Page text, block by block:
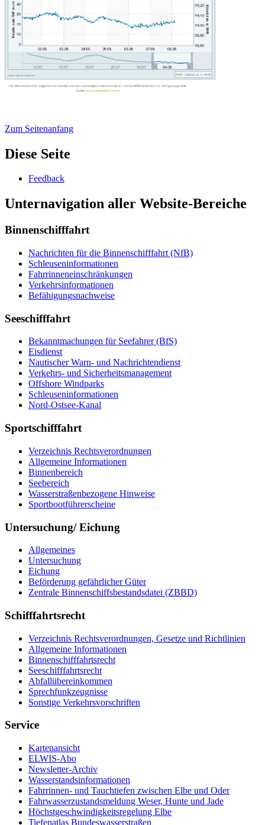
Zum Seitenanfang
Diese Seite
Feed­back
Unternavigation aller Website-Bereiche
Binnenschifffahrt
Nach­rich­ten für die Bin­nen­schiff­fahrt (NfB)
Schleu­sen­in­for­ma­tio­nen
Fahr­rin­nen­ein­schrän­kun­gen
Ver­kehrs­in­for­ma­tio­nen
Be­fä­hi­gungs­nach­wei­se
Seeschifffahrt
Be­kannt­ma­chun­gen für See­fah­rer (BfS)
Eis­dienst
Nau­ti­scher Warn-​ und Nach­rich­ten­dienst
Ver­kehrs-​ und Si­cher­heits­ma­na­ge­ment
Offs­ho­re Wind­parks
Schleu­sen­in­for­ma­tio­nen
Nord-​Ost­see-​Ka­nal
Sportschifffahrt
Ver­zeich­nis Rechts­ver­ord­nun­gen
All­ge­mei­ne In­for­ma­tio­nen
Bin­nen­be­reich
See­be­reich
Was­ser­stra­ßen­be­zo­ge­ne Hin­wei­se
Sport­boot­füh­rer­schei­ne
Untersuchung/ Eichung
All­ge­mei­nes
Un­ter­su­chung
Ei­chung
Be­för­de­rung ge­fähr­li­cher Gü­ter
Zen­tra­le Bin­nen­schiffs­be­stands­da­tei (ZBBD)
Schifffahrtsrecht
Ver­zeich­nis Rechts­ver­ord­nun­gen, Ge­set­ze und Richt­li­ni­en
All­ge­mei­ne In­for­ma­tio­nen
Bin­nen­schiff­fahrts­recht
See­schiff­fahrts­recht
Ab­fall­über­ein­kom­men
Sprech­funk­zeug­nis­se
Sons­ti­ge Ver­kehrs­vor­schrif­ten
Service
Kar­ten­an­sicht
EL­WIS-​Abo
Newslet­ter-​Ar­chiv
Was­ser­stands­in­for­ma­tio­nen
Fahr­rin­nen-​ und Tauch­tie­fen zwi­schen El­be und Oder
Fahr­was­ser­zu­stands­mel­dung We­ser, Hun­te und Ja­de
Höchst­ge­schwin­dig­keits­re­ge­lung El­be
Tie­fe­n­at­las Bun­des­was­ser­stra­ßen